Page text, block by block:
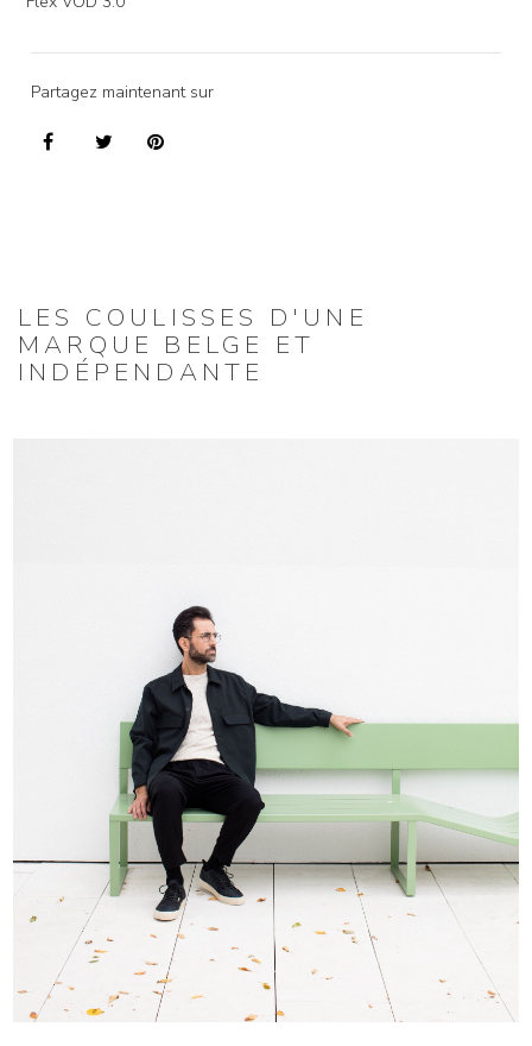
Partagez maintenant sur
LES COULISSES D'UNE
MARQUE BELGE ET
INDÉPENDANTE